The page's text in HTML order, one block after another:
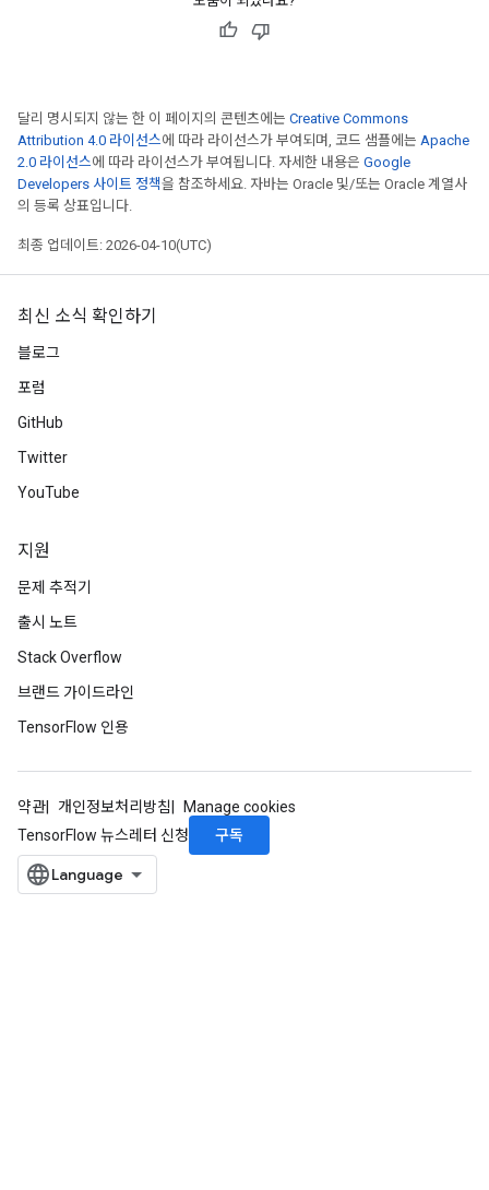
달리 명시되지 않는 한 이 페이지의 콘텐츠에는 Creative Commons
Attribution 4.0 라이선스에 따라 라이선스가 부여되며, 코드 샘플에는 Apache
2.0 라이선스에 따라 라이선스가 부여됩니다. 자세한 내용은 Google
Developers 사이트 정책을 참조하세요. 자바는 Oracle 및/또는 Oracle 계열사
의 등록 상표입니다.
최종 업데이트: 2026-04-10(UTC)
최신 소식 확인하기
블로그
포럼
GitHub
Twitter
YouTube
지원
문제 추적기
출시 노트
Stack Overflow
브랜드 가이드라인
TensorFlow 인용
약관 개인정보처리방침
Manage cookies
TensorFlow 뉴스레터 신청
구독